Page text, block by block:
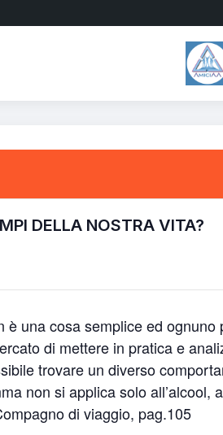
DELLA NOSTRA VITA?
una cosa semplice ed
di mettere in pratica e
trovare un diverso
non si applica solo all’alcool,
di viaggio, pag.105